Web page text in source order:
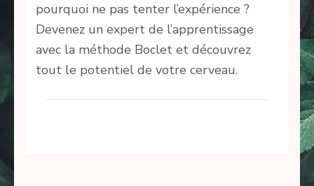
pourquoi ne pas tenter l’expérience ?
Devenez un expert de l’apprentissage
avec la méthode Boclet et découvrez
tout le potentiel de votre cerveau.